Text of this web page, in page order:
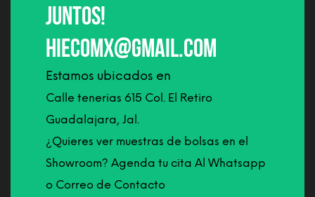
juntos!
hiecomx@gmail.com
Estamos ubicados en
Calle tenerias 615 Col. El Retiro
Guadalajara, Jal.
¿Quieres ver muestras de bolsas en el
Showroom? Agenda tu cita Al Whatsapp
o Correo de Contacto